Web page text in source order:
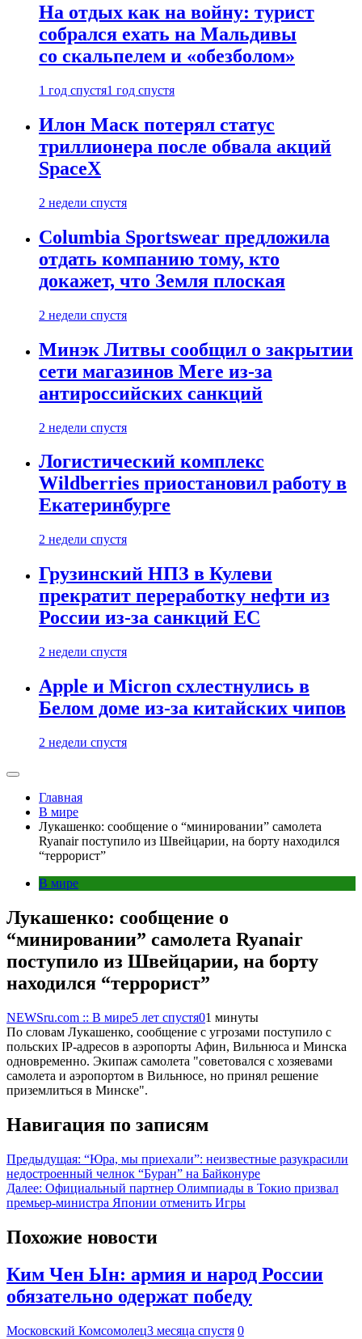
На отдых как на войну: турист
собрался ехать на Мальдивы
со скальпелем и «обезболом»
1 год спустя1 год спустя
Илон Маск потерял статус
триллионера после обвала акций
SpaceX
2 недели спустя
Columbia Sportswear предложила
отдать компанию тому, кто
докажет, что Земля плоская
2 недели спустя
Минэк Литвы сообщил о закрытии
сети магазинов Mere из-за
антироссийских санкций
2 недели спустя
Логистический комплекс
Wildberries приостановил работу в
Екатеринбурге
2 недели спустя
Грузинский НПЗ в Кулеви
прекратит переработку нефти из
России из-за санкций ЕС
2 недели спустя
Apple и Micron схлестнулись в
Белом доме из-за китайских чипов
2 недели спустя
Главная
В мире
Лукашенко: сообщение о “минировании” самолета
Ryanair поступило из Швейцарии, на борту находился
“террорист”
В мире
Лукашенко: сообщение о
“минировании” самолета Ryanair
поступило из Швейцарии, на борту
находился “террорист”
NEWSru.com :: В мире5 лет спустя01 минуты
По словам Лукашенко, сообщение с угрозами поступило с
польских IP-адресов в аэропорты Афин, Вильнюса и Минска
одновременно. Экипаж самолета "советовался с хозяевами
самолета и аэропортом в Вильнюсе, но принял решение
приземлиться в Минске".
Навигация по записям
Предыдущая: “Юра, мы приехали”: неизвестные разукрасили
недостроенный челнок “Буран” на Байконуре
Далее: Официальный партнер Олимпиады в Токио призвал
премьер-министра Японии отменить Игры
Похожие новости
Ким Чен Ын: армия и народ России
обязательно одержат победу
Московский Комсомолец3 месяца спустя 0